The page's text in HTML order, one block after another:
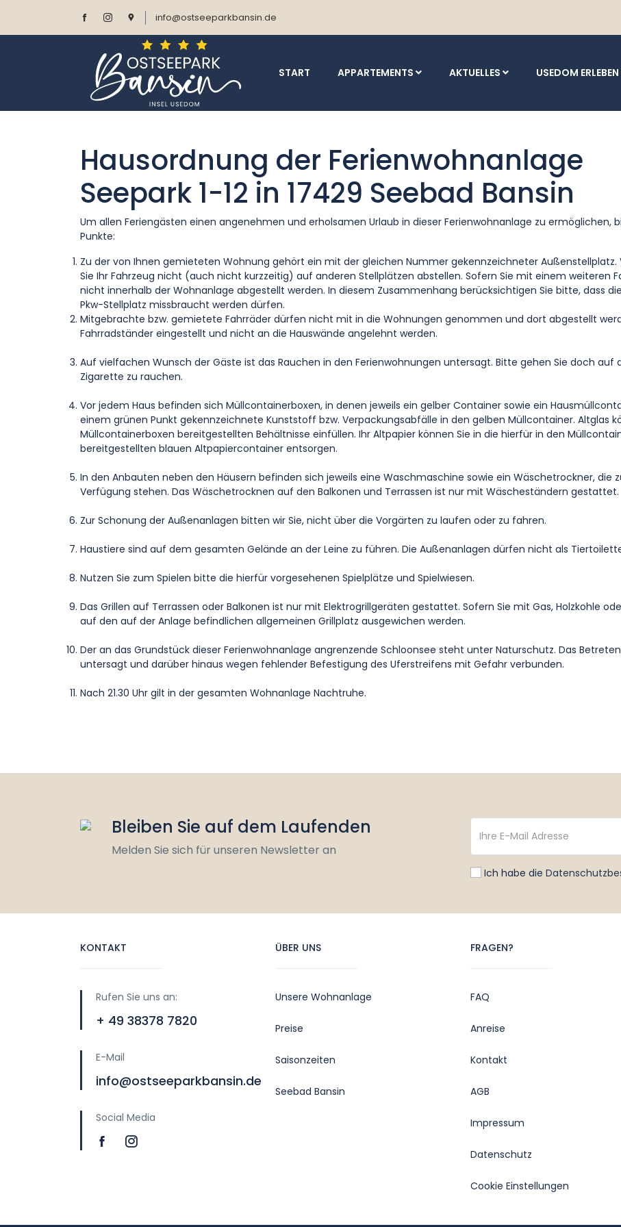
info@ostseeparkbansin.de
START APPARTEMENTS AKTUELLES USEDOM ERLEBEN
Hausordnung der Ferienwohnanlage
Seepark 1-12 in 17429 Seebad Bansin
Um allen Feriengästen einen angenehmen und erholsamen Urlaub in dieser Ferienwohnanlage zu
Punkte:
Zu der von Ihnen gemieteten Wohnung gehört ein mit der gleichen Nummer gekennzeichneter
Sie Ihr Fahrzeug nicht (auch nicht kurzzeitig) auf anderen Stellplätzen abstellen. Sofern Sie mit einem weiteren
nicht innerhalb der Wohnanlage abgestellt werden. In diesem Zusammenhang berücksichtigen Sie bitte, dass
Pkw-Stellplatz missbraucht werden dürfen.
Mitgebrachte bzw. gemietete Fahrräder dürfen nicht mit in die Wohnungen genommen und dort abgestellt
Fahrradständer eingestellt und nicht an die Hauswände angelehnt werden.
Auf vielfachen Wunsch der Gäste ist das Rauchen in den Ferienwohnungen untersagt. Bitte gehen Sie doch auf
Zigarette zu rauchen.
Vor jedem Haus befinden sich Müllcontainerboxen, in denen jeweils ein gelber Container sowie ein
einem grünen Punkt gekennzeichnete Kunststoff bzw. Verpackungsabfälle in den gelben Müllcontainer. Altglas
Müllcontainerboxen bereitgestellten Behältnisse einfüllen. Ihr Altpapier können Sie in die hierfür in den
bereitgestellten blauen Altpapiercontainer entsorgen.
In den Anbauten neben den Häusern befinden sich jeweils eine Waschmaschine sowie ein Wäschetrockner, die
Verfügung stehen. Das Wäschetrocknen auf den Balkonen und Terrassen ist nur mit Wäscheständern gestattet.
Zur Schonung der Außenanlagen bitten wir Sie, nicht über die Vorgärten zu laufen oder zu fahren.
Haustiere sind auf dem gesamten Gelände an der Leine zu führen. Die Außenanlagen dürfen nicht als
Nutzen Sie zum Spielen bitte die hierfür vorgesehenen Spielplätze und Spielwiesen.
Das Grillen auf Terrassen oder Balkonen ist nur mit Elektrogrillgeräten gestattet. Sofern Sie mit Gas, Holzkohle
auf den auf der Anlage befindlichen allgemeinen Grillplatz ausgewichen werden.
Der an das Grundstück dieser Ferienwohnanlage angrenzende Schloonsee steht unter Naturschutz. Das
untersagt und darüber hinaus wegen fehlender Befestigung des Uferstreifens mit Gefahr verbunden.
Nach 21.30 Uhr gilt in der gesamten Wohnanlage Nachtruhe.
Bleiben Sie auf dem Laufenden
Melden Sie sich für unseren Newsletter an
Ich habe die
KONTAKT
Rufen Sie uns an:
+ 49 38378 7820
E-Mail
info@ostseeparkbansin.de
Social Media
ÜBER UNS
Unsere Wohnanlage
Preise
Saisonzeiten
Seebad Bansin
FRAGEN?
FAQ
Anreise
Kontakt
AGB
Impressum
Datenschutz
Cookie Einstellungen